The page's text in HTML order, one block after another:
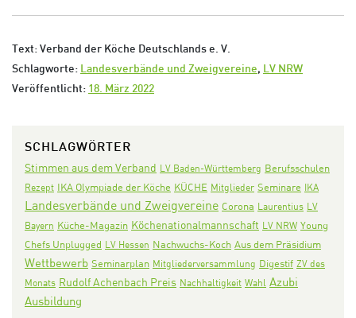
Text: Verband der Köche Deutschlands e. V.
Schlagworte: Landesverbände und Zweigvereine, LV NRW
Veröffentlicht: 18. März 2022
SCHLAGWÖRTER
Stimmen aus dem Verband LV Baden-Württemberg Berufsschulen
Rezept IKA Olympiade der Köche KÜCHE Mitglieder Seminare IKA
Landesverbände und Zweigvereine Corona Laurentius LV
Bayern Küche-Magazin Köchenationalmannschaft LV NRW Young
Chefs Unplugged LV Hessen Nachwuchs-Koch Aus dem Präsidium
Wettbewerb Seminarplan Mitgliederversammlung Digestif ZV des
Monats Rudolf Achenbach Preis Nachhaltigkeit Wahl Azubi
Ausbildung